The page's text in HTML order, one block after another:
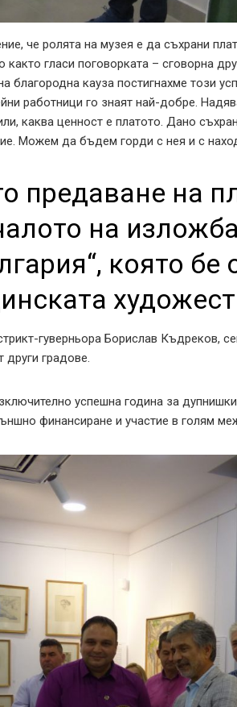
че ролята на музея е да съхрани
както гласи поговорката – сговорна
благородна кауза постигнахме този
работници го знаят най-добре.
каква ценност е платото. Дано
Можем да бъдем горди с нея и с
предаване на
на
която бе
гуверньора Борислав Къдреков,
други градове.
успешна година за
финансиране и участие в голям